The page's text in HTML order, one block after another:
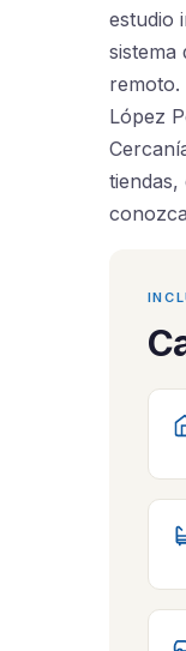
estudio
sistema
remoto.
López